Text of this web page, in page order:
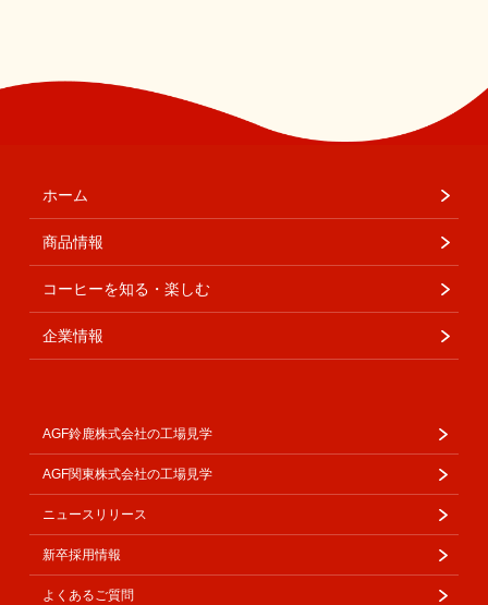
ホーム
商品情報
コーヒーを知る・楽しむ
企業情報
AGF鈴鹿株式会社の工場見学
AGF関東株式会社の工場見学
ニュースリリース
新卒採用情報
よくあるご質問